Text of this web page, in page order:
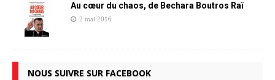
Au cœur du chaos, de Bechara Boutros Raï
2 mai 2016
NOUS SUIVRE SUR FACEBOOK